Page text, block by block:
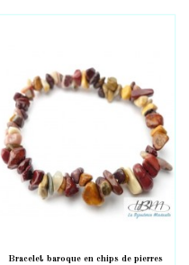
Bracelet baroque en chips de pierres